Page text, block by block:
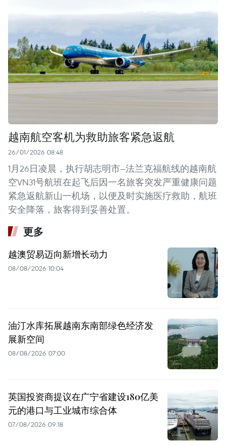
越南航空客机为救助旅客紧急返航
26/01/2026 08:48
1月26日凌晨，执行胡志明市—法兰克福航线的越南航
空VN31号航班在起飞后因一名旅客突发严重健康问题
紧急返航新山一机场，以便及时实施医疗救助，航班
安全降落，旅客得到妥善处置。
更多
越澳贸易迈向新增长动力
08/08/2026 10:04
油汀水库拓展越南东南部绿色经济发
展新空间
08/08/2026 07:00
英国投资商提议在广宁省建设180亿美
元的港口与工业城市综合体
07/08/2026 09:18